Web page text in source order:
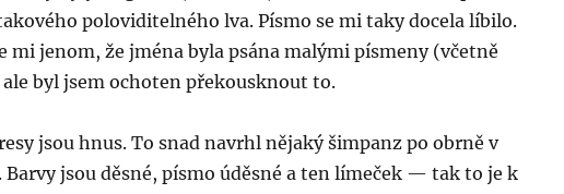
poloviditelného lva. Písmo se mi taky docela líbilo.
mi jenom, že jména byla psána malými písmeny (včetně
byl jsem ochoten překousknout to.
jsou hnus. To snad navrhl nějaký šimpanz po obrně v
Barvy jsou děsné, písmo úděsné a ten límeček — tak to je k